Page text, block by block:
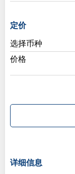
定价
选择币种
价格
详细信息